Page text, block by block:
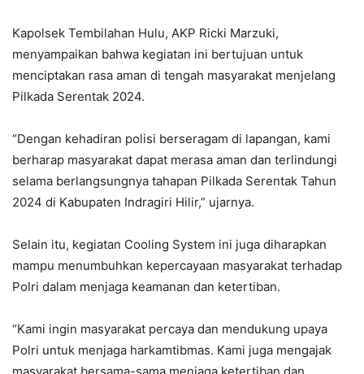
Kapolsek Tembilahan Hulu, AKP Ricki Marzuki,
menyampaikan bahwa kegiatan ini bertujuan untuk
menciptakan rasa aman di tengah masyarakat menjelang
Pilkada Serentak 2024.
“Dengan kehadiran polisi berseragam di lapangan, kami
berharap masyarakat dapat merasa aman dan terlindungi
selama berlangsungnya tahapan Pilkada Serentak Tahun
2024 di Kabupaten Indragiri Hilir,” ujarnya.
Selain itu, kegiatan Cooling System ini juga diharapkan
mampu menumbuhkan kepercayaan masyarakat terhadap
Polri dalam menjaga keamanan dan ketertiban.
“Kami ingin masyarakat percaya dan mendukung upaya
Polri untuk menjaga harkamtibmas. Kami juga mengajak
masyarakat bersama-sama menjaga ketertiban dan